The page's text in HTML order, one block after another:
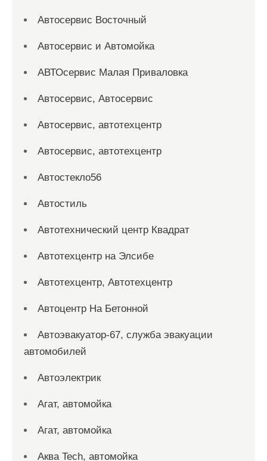
Автосервис Восточный
Автосервис и Автомойка
АВТОсервис Малая Приваловка
Автосервис, Автосервис
Автосервис, автотехцентр
Автосервис, автотехцентр
Автостекло56
Автостиль
Автотехнический центр Квадрат
Автотехцентр на Элсибе
Автотехцентр, Автотехцентр
Автоцентр На Бетонной
Автоэвакуатор-67, служба эвакуации
автомобилей
Автоэлектрик
Агат, автомойка
Агат, автомойка
Аква Tech, автомойка